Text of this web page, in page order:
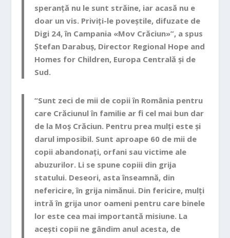
speranță nu le sunt străine, iar acasă nu e
doar un vis. Priviți-le poveștile, difuzate de
Digi 24, în Campania «Mov Crăciun»”, a spus
Ștefan Darabuș, Director Regional Hope and
Homes for Children, Europa Centrală și de
Sud.
“Sunt zeci de mii de copii în România pentru
care Crăciunul în familie ar fi cel mai bun dar
de la Moș Crăciun. Pentru prea mulți este și
darul imposibil. Sunt aproape 60 de mii de
copii abandonați, orfani sau victime ale
abuzurilor. Li se spune copiii din grija
statului. Deseori, asta înseamnă, din
nefericire, în grija nimănui. Din fericire, mulți
intră în grija unor oameni pentru care binele
lor este cea mai importantă misiune. La
acești copii ne gândim anul acesta, de